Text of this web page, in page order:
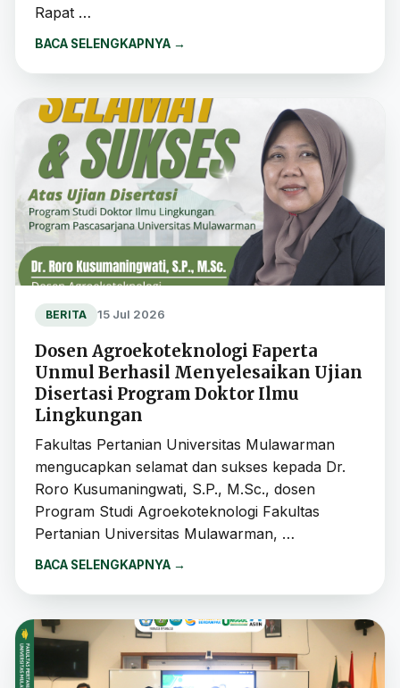
Rapat …
BACA SELENGKAPNYA →
BERITA 15 Jul 2026
Dosen Agroekoteknologi Faperta
Unmul Berhasil Menyelesaikan Ujian
Disertasi Program Doktor Ilmu
Lingkungan
Fakultas Pertanian Universitas Mulawarman
mengucapkan selamat dan sukses kepada Dr.
Roro Kusumaningwati, S.P., M.Sc., dosen
Program Studi Agroekoteknologi Fakultas
Pertanian Universitas Mulawarman, …
BACA SELENGKAPNYA →